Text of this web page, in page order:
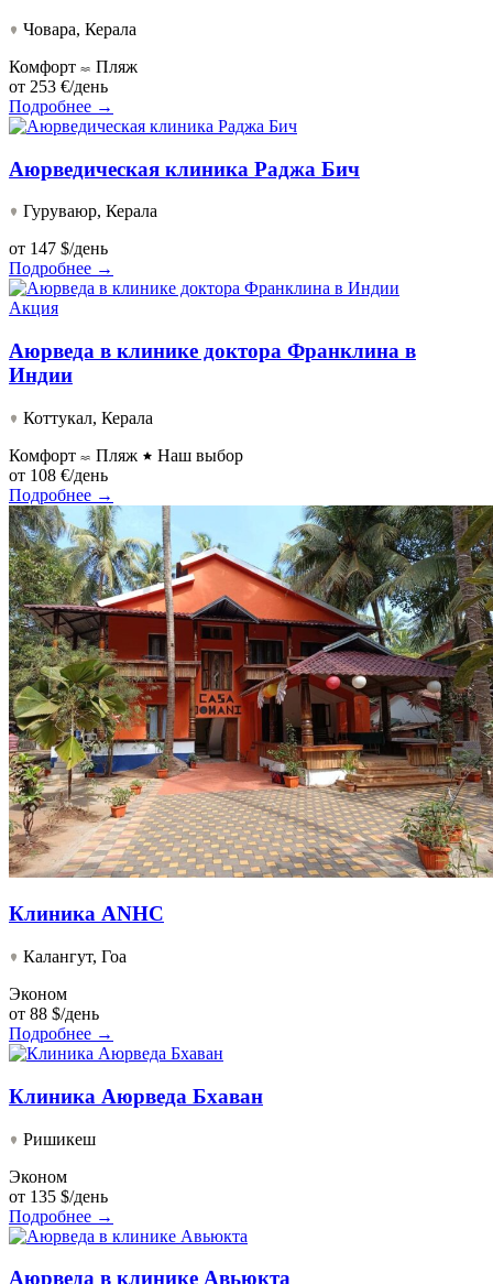
Човара, Керала
Комфорт
Пляж
от 253 €/день
Подробнее →
Аюрведическая клиника Раджа Бич
Гуруваюр, Керала
от 147 $/день
Подробнее →
Акция
Аюрведа в клинике доктора Франклина в
Индии
Коттукал, Керала
Комфорт
Пляж
Наш выбор
от 108 €/день
Подробнее →
Клиника ANHC
Калангут, Гоа
Эконом
от 88 $/день
Подробнее →
Клиника Аюрведа Бхаван
Ришикеш
Эконом
от 135 $/день
Подробнее →
Аюрведа в клинике Авьюкта